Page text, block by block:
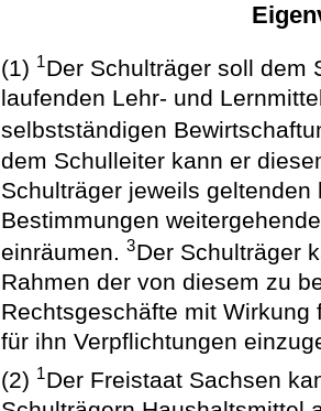
(1) 1Der Schulträger soll dem
laufenden Lehr- und
selbstständigen
dem Schulleiter kann er
Schulträger jeweils
Bestimmungen
einräumen.3Der Schulträger
Rahmen der von diesem zu
Rechtsgeschäfte mit
für ihn Verpflichtungen
(2) 1Der Freistaat Sachsen